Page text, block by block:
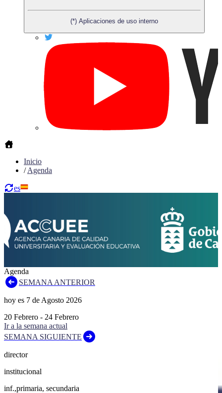
(*) Aplicaciones de uso interno
Inicio
/Agenda
es
Agenda
SEMANA ANTERIOR
hoy es 7 de Agosto 2026
20 Febrero - 24 Febrero
Ir a la semana actual
SEMANA SIGUIENTE
director
institucional
inf.,primaria, secundaria